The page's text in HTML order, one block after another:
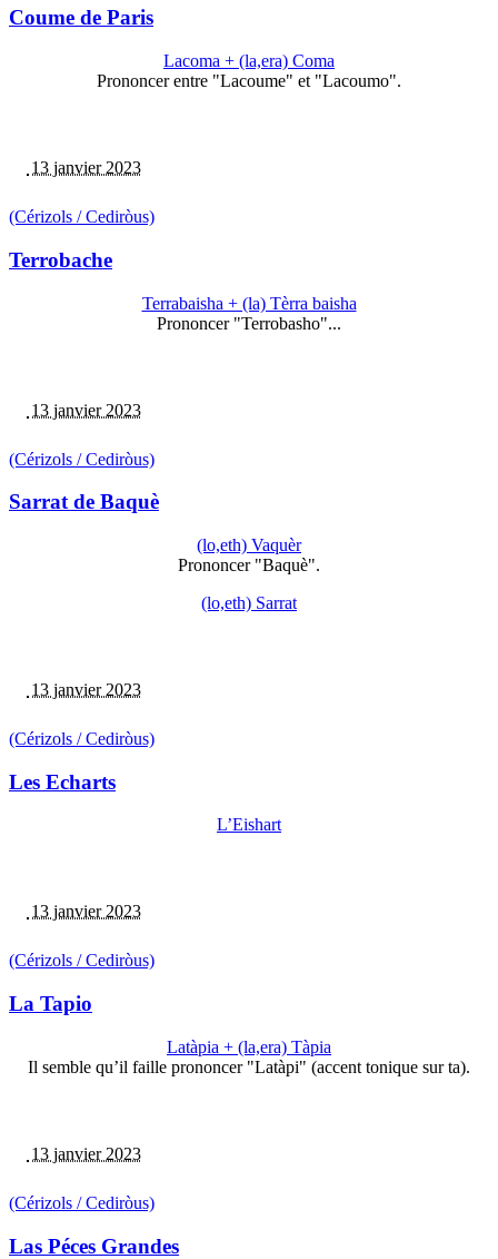
Coume de Paris
Lacoma + (la,era) Coma
Prononcer entre "Lacoume" et "Lacoumo".
13 janvier 2023
(Cérizols / Cediròus)
Terrobache
Terrabaisha + (la) Tèrra baisha
Prononcer "Terrobasho"...
13 janvier 2023
(Cérizols / Cediròus)
Sarrat de Baquè
(lo,eth) Vaquèr
Prononcer "Baquè".
(lo,eth) Sarrat
13 janvier 2023
(Cérizols / Cediròus)
Les Echarts
L’Eishart
13 janvier 2023
(Cérizols / Cediròus)
La Tapio
Latàpia + (la,era) Tàpia
Il semble qu’il faille prononcer "Latàpi" (accent tonique sur ta).
13 janvier 2023
(Cérizols / Cediròus)
Las Péces Grandes